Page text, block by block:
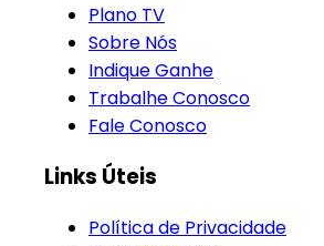
Plano TV
Sobre Nós
Indique Ganhe
Trabalhe Conosco
Fale Conosco
Links Úteis
Política de Privacidade